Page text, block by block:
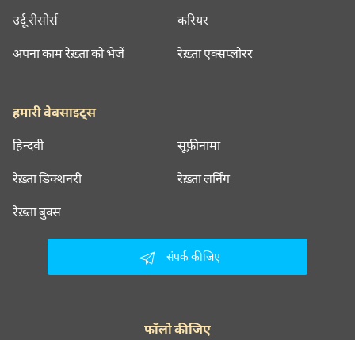
उर्दू रीसोर्स
अपना काम रेख़्ता को भेजें
करियर
रेख़्ता एक्सप्लोरर
हमारी वेबसाइट्स
हिन्दवी सूफ़ीनामा
रेख़्ता डिक्शनरी रेख़्ता लर्निंग
रेख़्ता बुक्स
संपर्क कीजिए
फॉलो कीजिए